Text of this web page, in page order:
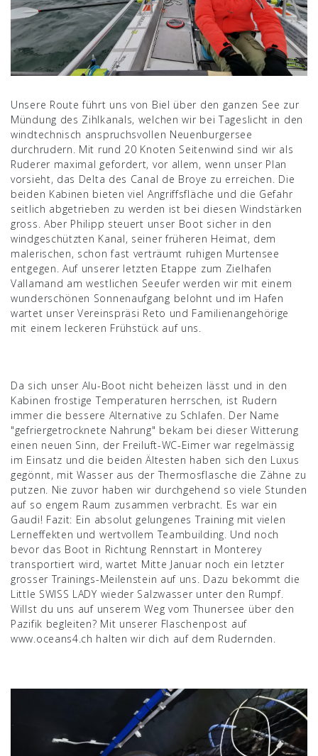
Unsere Route führt uns von Biel über den ganzen See zur
Mündung des Zihlkanals, welchen wir bei Tageslicht in den
windtechnisch anspruchsvollen Neuenburgersee
durchrudern. Mit rund 20 Knoten Seitenwind sind wir als
Ruderer maximal gefordert, vor allem, wenn unser Plan
vorsieht, das Delta des Canal de Broye zu erreichen. Die
beiden Kabinen bieten viel Angriffsfläche und die Gefahr
seitlich abgetrieben zu werden ist bei diesen Windstärken
gross. Aber Philipp steuert unser Boot sicher in den
windgeschützten Kanal, seiner früheren Heimat, dem
malerischen, schon fast verträumt ruhigen Murtensee
entgegen. Auf unserer letzten Etappe zum Zielhafen
Vallamand am westlichen Seeufer werden wir mit einem
wunderschönen Sonnenaufgang belohnt und im Hafen
wartet unser Vereinspräsi Reto und Familienangehörige
mit einem leckeren Frühstück auf uns.
Da sich unser Alu-Boot nicht beheizen lässt und in den
Kabinen frostige Temperaturen herrschen, ist Rudern
immer die bessere Alternative zu Schlafen. Der Name
"gefriergetrocknete Nahrung" bekam bei dieser Witterung
einen neuen Sinn, der Freiluft-WC-Eimer war regelmässig
im Einsatz und die beiden Ältesten haben sich den Luxus
gegönnt, mit Wasser aus der Thermosflasche die Zähne zu
putzen. Nie zuvor haben wir durchgehend so viele Stunden
auf so engem Raum zusammen verbracht. Es war ein
Gaudi! Fazit: Ein absolut gelungenes Training mit vielen
Lerneffekten und wertvollem Teambuilding. Und noch
bevor das Boot in Richtung Rennstart in Monterey
transportiert wird, wartet Mitte Januar noch ein letzter
grosser Trainings-Meilenstein auf uns. Dazu bekommt die
Little SWISS LADY wieder Salzwasser unter den Rumpf.
Willst du uns auf unserem Weg vom Thunersee über den
Pazifik begleiten? Mit unserer Flaschenpost auf
www.oceans4.ch halten wir dich auf dem Rudernden.